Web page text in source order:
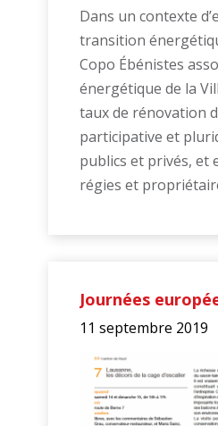
Dans un contexte
transition
Copo Ébénistes
énergétique de la
taux de rénovation
participative et
publics et privés, et
régies et
Journées
11 septembre 2019